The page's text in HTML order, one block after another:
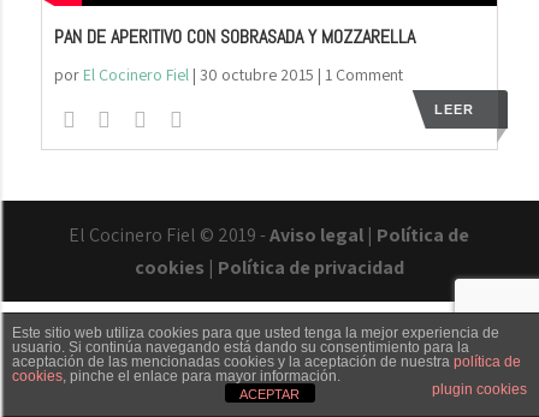
PAN DE APERITIVO CON SOBRASADA Y MOZZARELLA
por El Cocinero Fiel| 30 octubre 2015 | 1 Comment
LEER
El Cocinero Fiel © 2019 -Aviso legal | Política de
cookies | Política de privacidad
Txaber Allué Redes sociales Contacto
Este sitio web utiliza cookies para que usted tenga la mejor experiencia de
usuario. Si continúa navegando está dando su consentimiento para la
aceptación de las mencionadas cookies y la aceptación de nuestra política de
cookies, pinche el enlace para mayor información.
plugin cookies
ACEPTAR